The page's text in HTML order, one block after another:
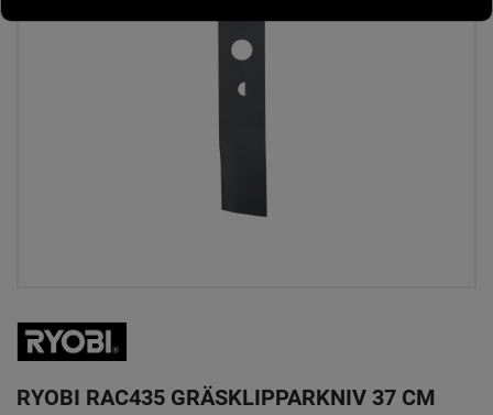
RYOBI RAC435 GRÄSKLIPPARKNIV 37 CM